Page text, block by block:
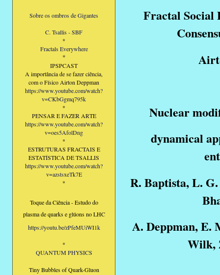
Sobre os ombros de Gigantes
C. Tsallis - SBF
*
Fractals Everywhere
*
IPSPCAST
A importância de se fazer ciência,
com o Físico Airton Deppman
https://www.youtube.com/watch?
v=CKbGgmq795k
*
PENSAR E FAZER ARTE
https://www.youtube.com/watch?
v=oes5AfolDng
*
ESTRUTURAS FRACTAIS E
ESTATÍSTICA DE TSALLIS
https://www.youtube.com/watch?
v=azstsxeTk7E
*
Toque da Ciência - Estudo do
plasma de quarks e glúons no LHC
https://youtu.be/zPfeMUiWI1k
*
QUANTUM PHYSICS
Tiny Bubbles of Quark-Gluon
Fractal Social
Nuclear
dynamical
R. Baptista, L.
A. Deppman, E.
Wilk,